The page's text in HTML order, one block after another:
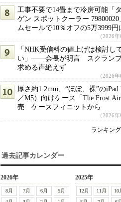
工事不要で14畳まで冷房可能「
ゲン スポットクーラー 79800020
ムセールで10％オフの5万3999円
（2026
「NHK受信料の値上げは検討し
い」――会長が明言 スクラン
求める声絶えず
（2026
厚さ約1.2mm、“ほぼ、裸”のiPad
／M5）向けケース「The Frost
売 ケースフィニットから
（2026
ランキン
過去記事カレンダー
2026年
8月 7月 6月
5月
2025年
12月 11月 10